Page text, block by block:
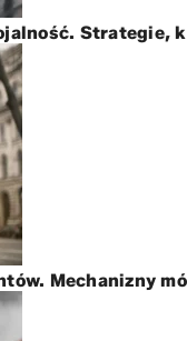
Strategie,
Mechanizny